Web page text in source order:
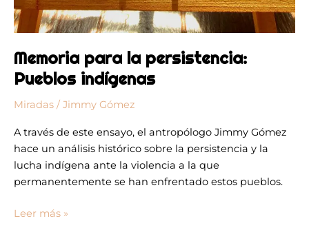
Memoria para la persistencia:
Pueblos indígenas
Miradas / Jimmy Gómez
A través de este ensayo, el antropólogo Jimmy Gómez
hace un análisis histórico sobre la persistencia y la
lucha indígena ante la violencia a la que
permanentemente se han enfrentado estos pueblos.
Leer más »